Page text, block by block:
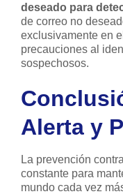
deseado para
de correo no
exclusivamente en
precauciones al
sospechosos.
Alerta y
La prevención
constante para
mundo cada vez